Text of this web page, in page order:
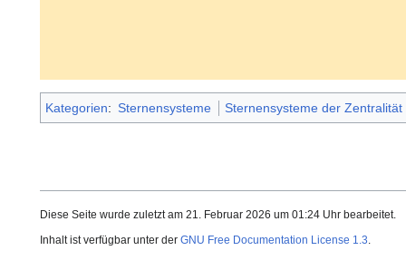
Kategorien: Sternensysteme Sternensysteme der Zentralität
Diese Seite wurde zuletzt am 21. Februar 2026 um 01:24 Uhr bearbeitet.
Inhalt ist verfügbar unter der GNU Free Documentation License 1.3